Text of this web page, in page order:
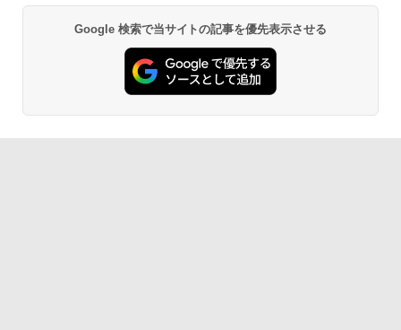
Google 検索で当サイトの記事を優先表示させる